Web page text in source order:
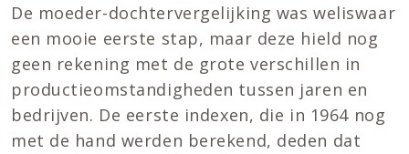
De moeder-dochtervergelijking was weliswaar
een mooie eerste stap, maar deze hield nog
geen rekening met de grote verschillen in
productieomstandigheden tussen jaren en
bedrijven. De eerste indexen, die in 1964 nog
met de hand werden berekend, deden dat